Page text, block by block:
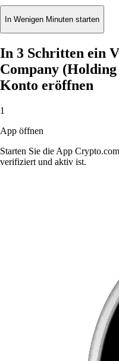
In Wenigen Minuten starten
In 3 Schritten ein
Company
Konto eröffnen
1
App öffnen
Starten Sie die App
verifiziert und aktiv ist.